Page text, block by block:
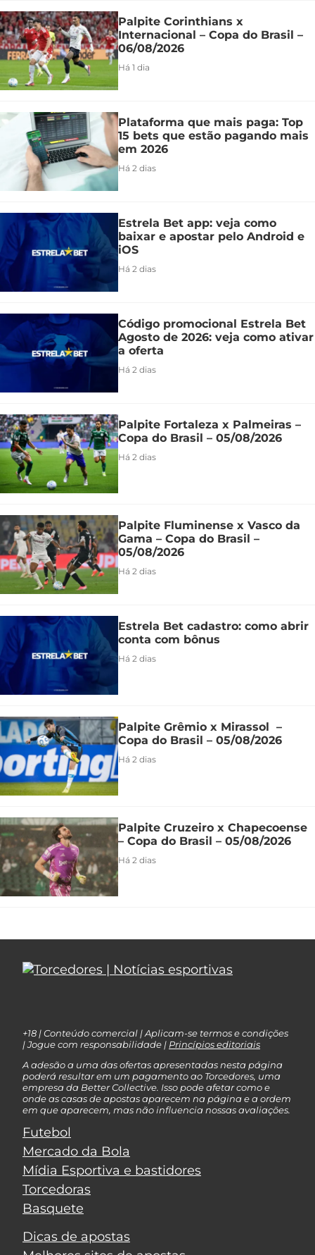
Palpite Corinthians x
Internacional – Copa do Brasil –
06/08/2026
Há 1 dia
Plataforma que mais paga: Top
15 bets que estão pagando mais
em 2026
Há 2 dias
Estrela Bet app: veja como
baixar e apostar pelo Android e
iOS
Há 2 dias
Código promocional Estrela Bet
Agosto de 2026: veja como ativar
a oferta
Há 2 dias
Palpite Fortaleza x Palmeiras –
Copa do Brasil – 05/08/2026
Há 2 dias
Palpite Fluminense x Vasco da
Gama – Copa do Brasil –
05/08/2026
Há 2 dias
Estrela Bet cadastro: como abrir
conta com bônus
Há 2 dias
Palpite Grêmio x Mirassol –
Copa do Brasil – 05/08/2026
Há 2 dias
Palpite Cruzeiro x Chapecoense
– Copa do Brasil – 05/08/2026
Há 2 dias
+18 | Conteúdo comercial | Aplicam-se termos e condições
| Jogue com responsabilidade | Princípios editoriais
A adesão a uma das ofertas apresentadas nesta página
poderá resultar em um pagamento ao Torcedores, uma
empresa da Better Collective. Isso pode afetar como e
onde as casas de apostas aparecem na página e a ordem
em que aparecem, mas não influencia nossas avaliações.
Futebol
Mercado da Bola
Mídia Esportiva e bastidores
Torcedoras
Basquete
Dicas de apostas